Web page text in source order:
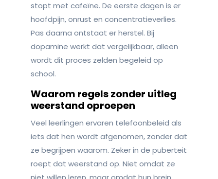
stopt met cafeïne. De eerste dagen is er
hoofdpijn, onrust en concentratieverlies.
Pas daarna ontstaat er herstel. Bij
dopamine werkt dat vergelijkbaar, alleen
wordt dit proces zelden begeleid op
school.
Waarom regels zonder uitleg
weerstand oproepen
Veel leerlingen ervaren telefoonbeleid als
iets dat hen wordt afgenomen, zonder dat
ze begrijpen waarom. Zeker in de puberteit
roept dat weerstand op. Niet omdat ze